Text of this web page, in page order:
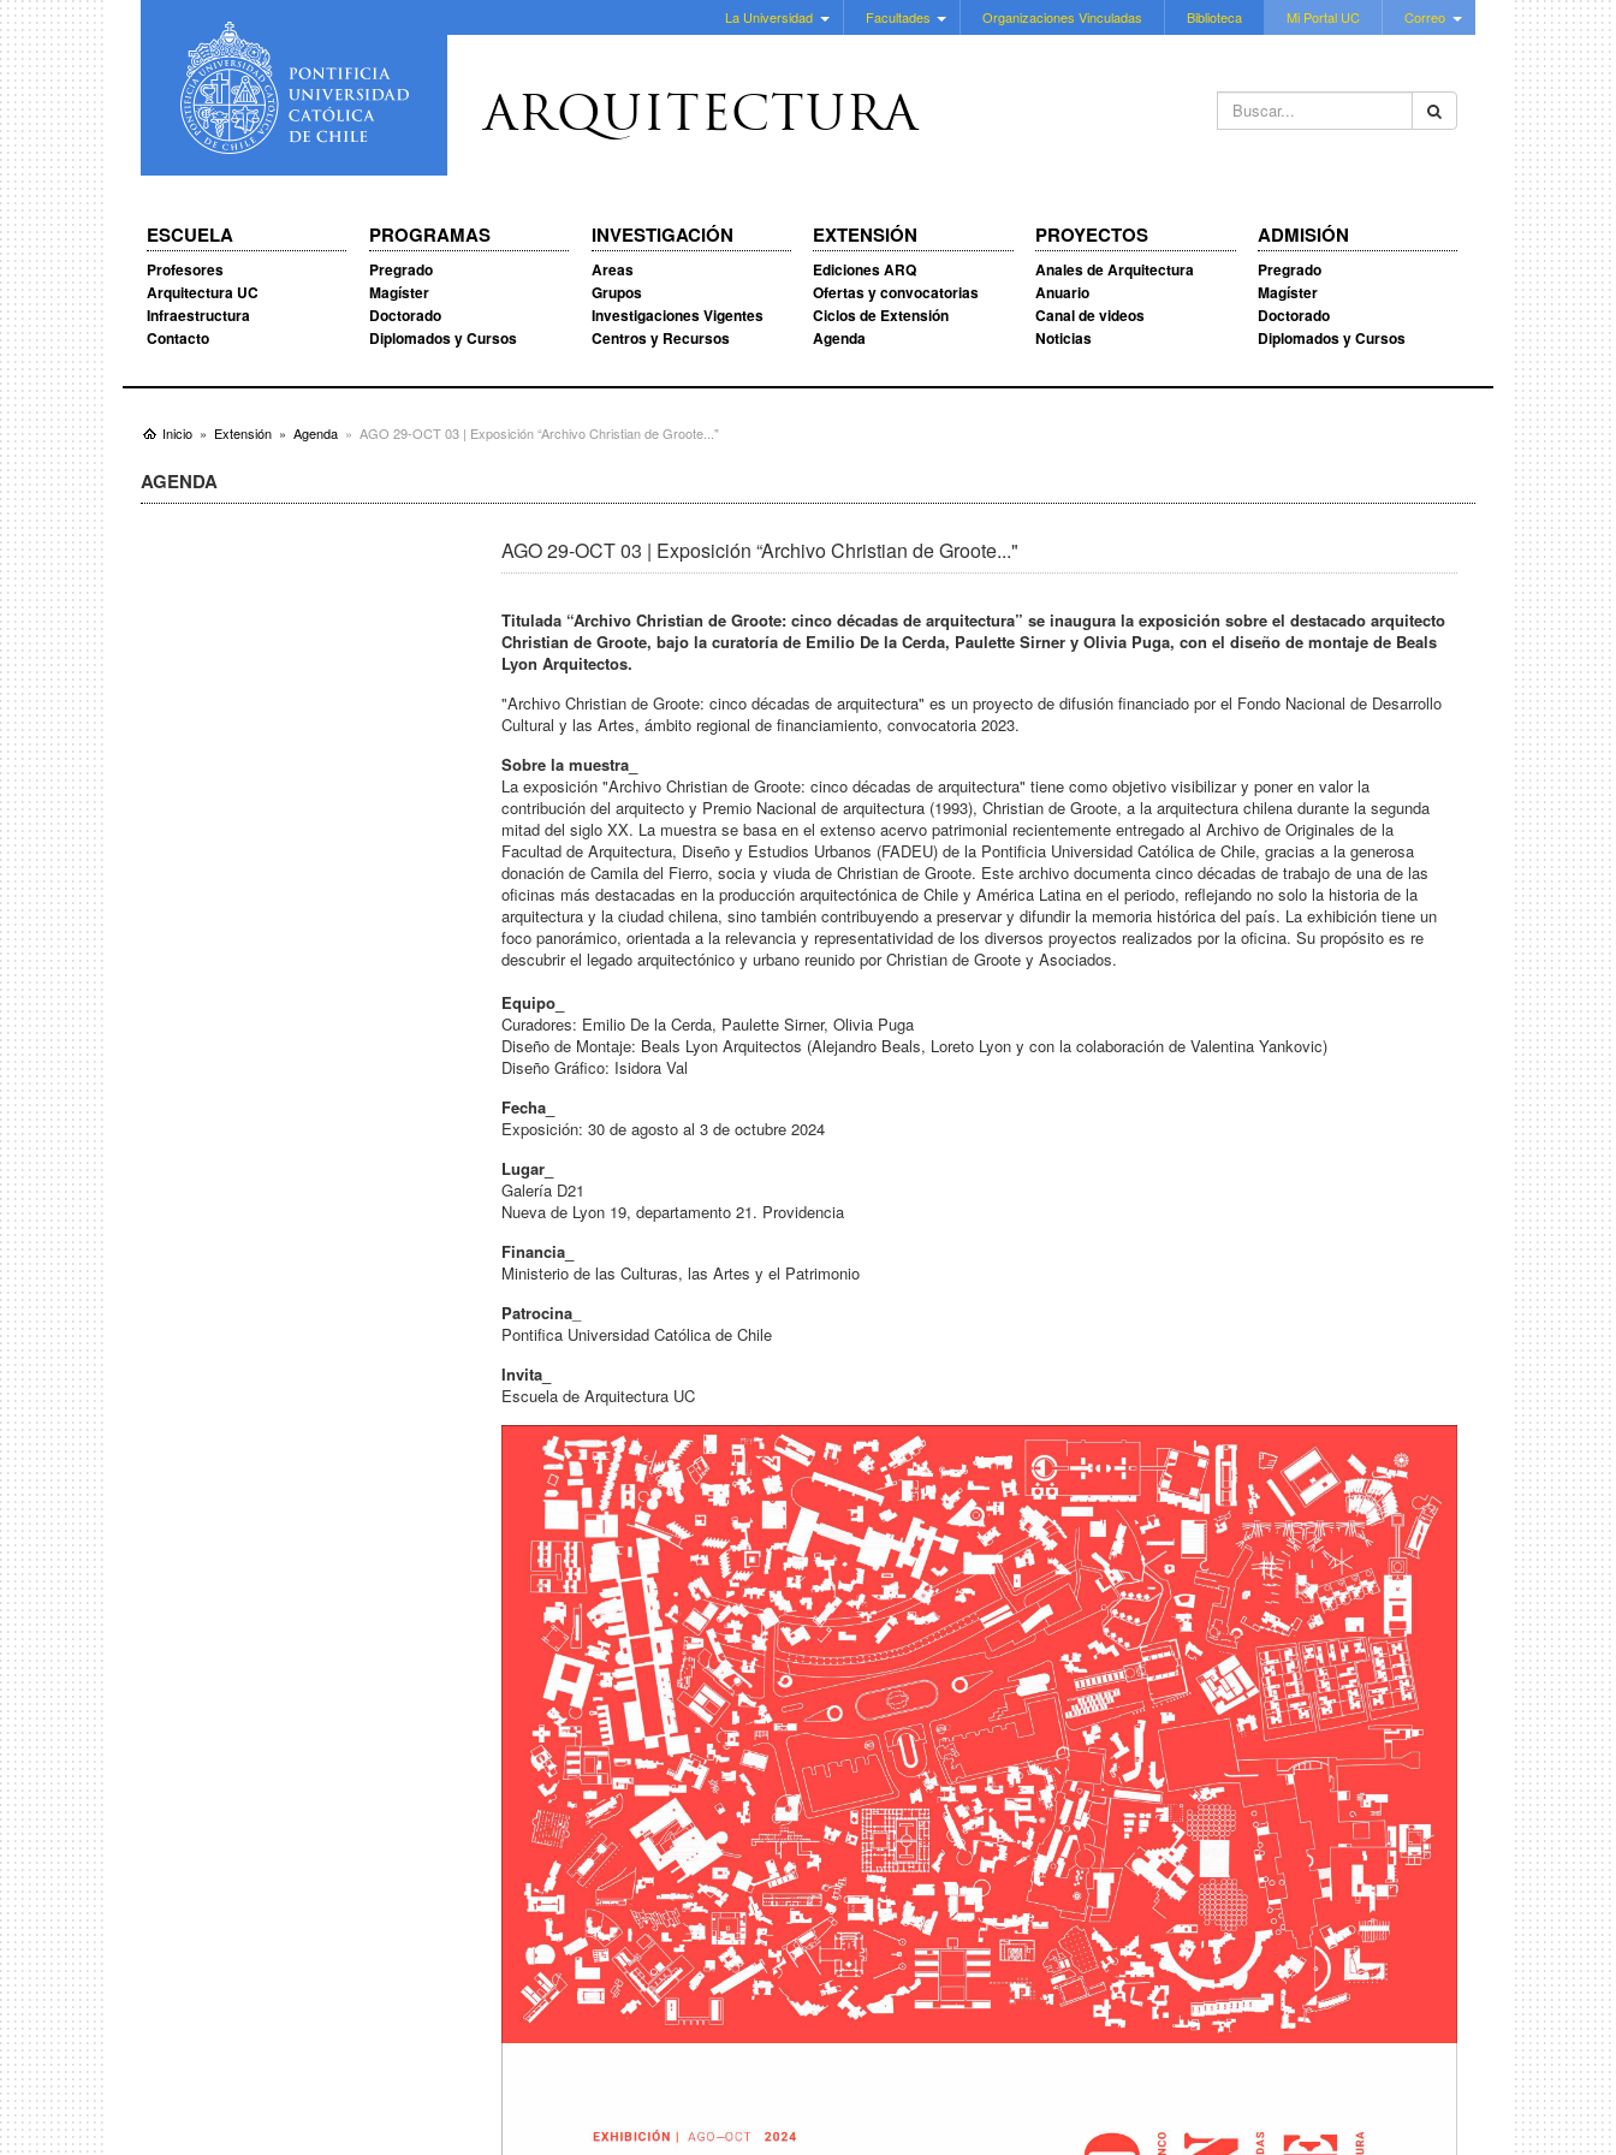
La Universidad Facultades Organizaciones Vinculadas Biblioteca Mi Portal UC Correo
Buscar...
ARQUITECTURA
ESCUELA
Profesores
Arquitectura UC
Infraestructura
Contacto
PROGRAMAS
Pregrado
Magíster
Doctorado
Diplomados y Cursos
INVESTIGACIÓN
Areas
Grupos
Investigaciones Vigentes
Centros y Recursos
EXTENSIÓN
Ediciones ARQ
Ofertas y convocatorias
Ciclos de Extensión
Agenda
PROYECTOS
Anales de Arquitectura
Anuario
Canal de videos
Noticias
ADMISIÓN
Pregrado
Magíster
Doctorado
Diplomados y Cursos
Inicio Extensión Agenda AGO 29-OCT 03 | Exposición “Archivo Christian de Groote..."
AGENDA
AGO 29-OCT 03 | Exposición “Archivo Christian de Groote..."
Titulada “Archivo Christian de Groote: cinco décadas de arquitectura” se inaugura la exposición sobre el destacado arquitecto
Christian de Groote, bajo la curatoría de Emilio De la Cerda, Paulette Sirner y Olivia Puga, con el diseño de montaje de Beals
Lyon Arquitectos.
"Archivo Christian de Groote: cinco décadas de arquitectura" es un proyecto de difusión financiado por el Fondo Nacional de Desarrollo
Cultural y las Artes, ámbito regional de financiamiento, convocatoria 2023.
Sobre la muestra_
La exposición "Archivo Christian de Groote: cinco décadas de arquitectura" tiene como objetivo visibilizar y poner en valor la
contribución del arquitecto y Premio Nacional de arquitectura (1993), Christian de Groote, a la arquitectura chilena durante la segunda
mitad del siglo XX. La muestra se basa en el extenso acervo patrimonial recientemente entregado al Archivo de Originales de la
Facultad de Arquitectura, Diseño y Estudios Urbanos (FADEU) de la Pontificia Universidad Católica de Chile, gracias a la generosa
donación de Camila del Fierro, socia y viuda de Christian de Groote. Este archivo documenta cinco décadas de trabajo de una de las
oficinas más destacadas en la producción arquitectónica de Chile y América Latina en el periodo, reflejando no solo la historia de la
arquitectura y la ciudad chilena, sino también contribuyendo a preservar y difundir la memoria histórica del país. La exhibición tiene un
foco panorámico, orientada a la relevancia y representatividad de los diversos proyectos realizados por la oficina. Su propósito es re
descubrir el legado arquitectónico y urbano reunido por Christian de Groote y Asociados.
Equipo_
Curadores: Emilio De la Cerda, Paulette Sirner, Olivia Puga
Diseño de Montaje: Beals Lyon Arquitectos (Alejandro Beals, Loreto Lyon y con la colaboración de Valentina Yankovic)
Diseño Gráfico: Isidora Val
Fecha_
Exposición: 30 de agosto al 3 de octubre 2024
Lugar_
Galería D21
Nueva de Lyon 19, departamento 21. Providencia
Financia_
Ministerio de las Culturas, las Artes y el Patrimonio
Patrocina
Pontifica Universidad Católica de Chile
Invita_
Escuela de Arquitectura UC